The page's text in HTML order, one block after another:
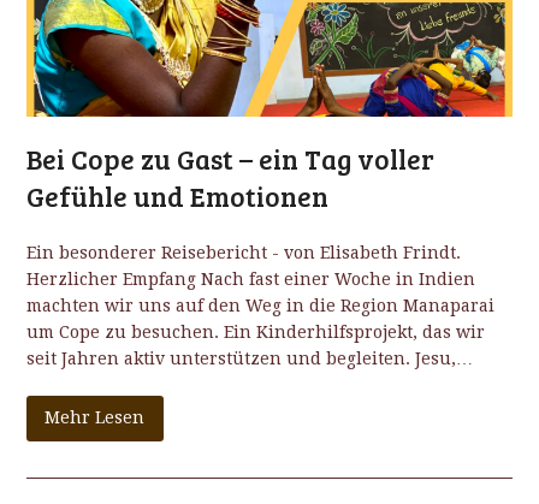
Bei Cope zu Gast – ein Tag voller
Gefühle und Emotionen
Ein besonderer Reisebericht - von Elisabeth Frindt.
Herzlicher Empfang Nach fast einer Woche in Indien
machten wir uns auf den Weg in die Region Manaparai
um Cope zu besuchen. Ein Kinderhilfsprojekt, das wir
seit Jahren aktiv unterstützen und begleiten. Jesu,…
Mehr Lesen